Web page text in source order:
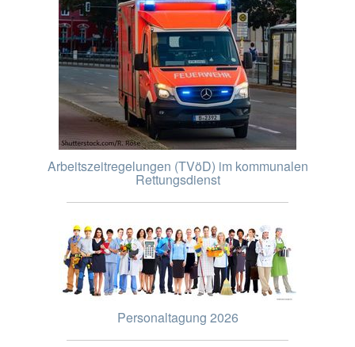
Arbeitszeitregelungen (TVöD) im kommunalen
Rettungsdienst
Personaltagung 2026